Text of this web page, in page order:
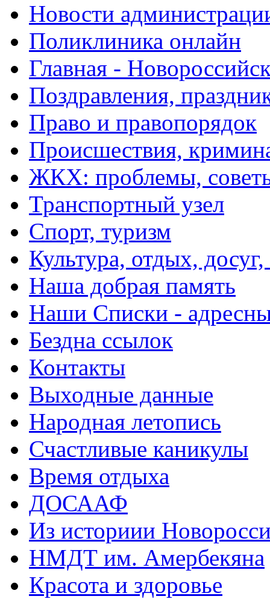
Новости
Поликлиника онлайн
Главная -
Поздравления,
Право и правопорядок
Происшествия,
ЖКХ: проблемы,
Транспортный узел
Спорт, туризм
Культура, отдых,
Наша добрая память
Наши Списки -
Бездна ссылок
Контакты
Выходные данные
Народная летопись
Счастливые каникулы
Время отдыха
ДОСААФ
Из историии
НМДТ им. Амербекяна
Красота и здоровье